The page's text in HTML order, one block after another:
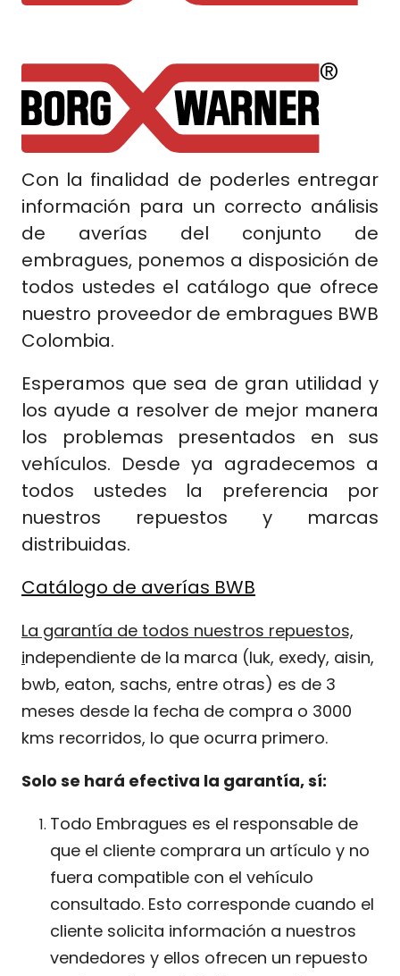
Con la finalidad de poderles entregar
información para un correcto análisis
de averías del conjunto de
embragues, ponemos a disposición de
todos ustedes el catálogo que ofrece
nuestro proveedor de embragues BWB
Colombia.
Esperamos que sea de gran utilidad y
los ayude a resolver de mejor manera
los problemas presentados en sus
vehículos. Desde ya agradecemos a
todos ustedes la preferencia por
nuestros repuestos y marcas
distribuidas.
Catálogo de averías BWB
La garantía de todos nuestros repuestos,
independiente de la marca (luk, exedy, aisin,
bwb, eaton, sachs, entre otras) es de 3
meses desde la fecha de compra o 3000
kms recorridos, lo que ocurra primero.
Solo se hará efectiva la garantía, sí:
Todo Embragues es el responsable de
que el cliente comprara un artículo y no
fuera compatible con el vehículo
consultado. Esto corresponde cuando el
cliente solicita información a nuestros
vendedores y ellos ofrecen un repuesto